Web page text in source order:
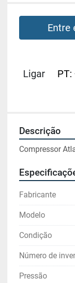
Entre
Ligar
PT:
Descrição
Compressor
Fabricante
Modelo
Condição
Número de
Pressão